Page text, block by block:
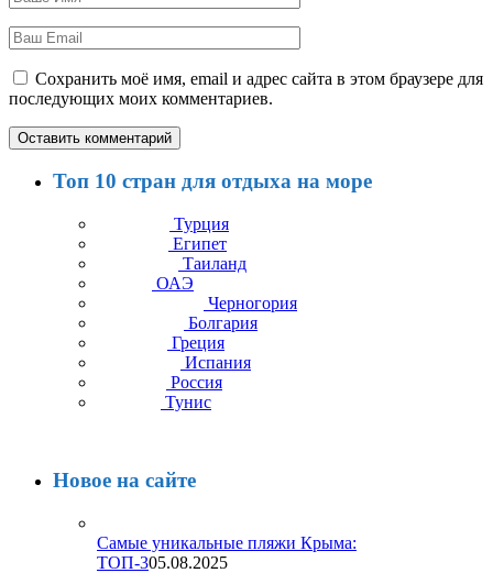
Сохранить моё имя, email и адрес сайта в этом браузере для
последующих моих комментариев.
Топ 10 стран для отдыха на море
Турция
Египет
Таиланд
ОАЭ
Черногория
Болгария
Греция
Испания
Россия
Тунис
Новое на сайте
Самые уникальные пляжи Крыма:
ТОП-305.08.2025